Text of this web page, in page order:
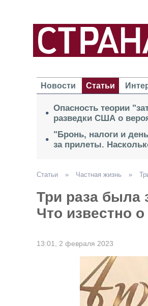
Новости
Статьи
Опасность теории
разведки США о
"Бронь, налоги и
за прилеты.
Статьи » Частная жизнь »
Три раза была
Что известно
13:01, 2 февраля 2023